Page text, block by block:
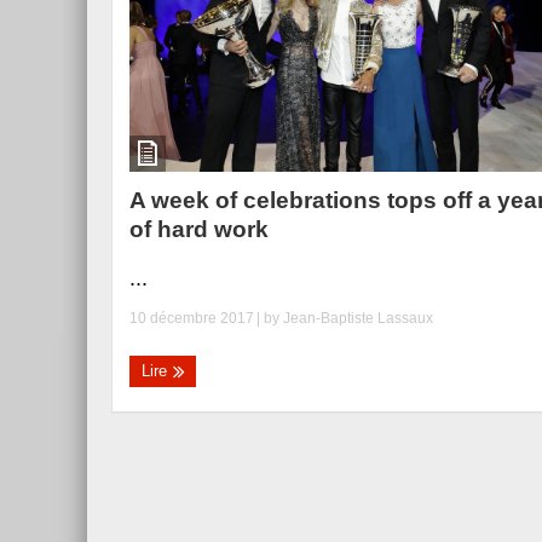
A week of celebrations tops off a
of hard work
...
10 décembre 2017 | by Jean-Baptiste Lassaux
Lire